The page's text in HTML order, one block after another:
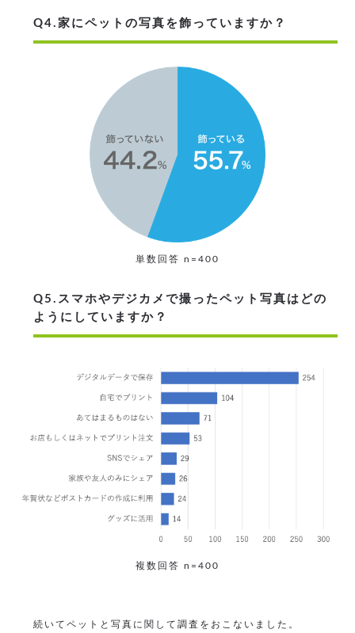
Q4.家にペットの写真を飾っていますか？
単数回答 n=400
Q5.スマホやデジカメで撮ったペット写真はどの
ようにしていますか？
複数回答 n=400
続いてペットと写真に関して調査をおこないました。